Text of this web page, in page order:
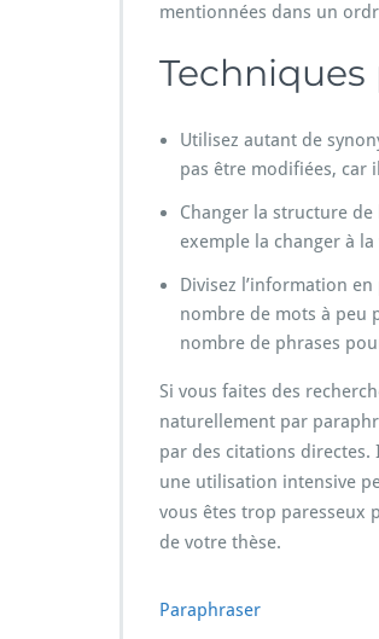
mentionnées dans un
Utilisez autant de
pas être modifiées, car
Changer la structure
exemple la changer à
Divisez l’information
nombre de mots à peu
nombre de phrases
Si vous faites des
naturellement par
par des citations
une utilisation intensive
vous êtes trop paresseux
de votre thèse.
Paraphraser